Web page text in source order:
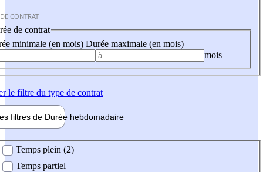
CONTRAT
de contrat
minimale (en mois) Durée maximale (en mois)
mois
le filtre du type de contrat
filtres de Durée hebdomadaire
Temps plein (2)
Temps partiel